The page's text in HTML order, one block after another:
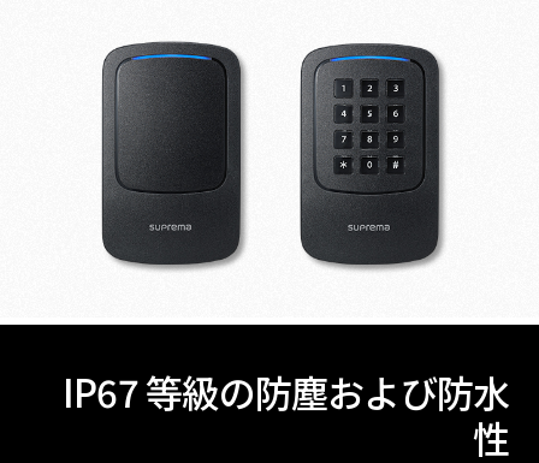
IP67 等級の防塵および防水
性